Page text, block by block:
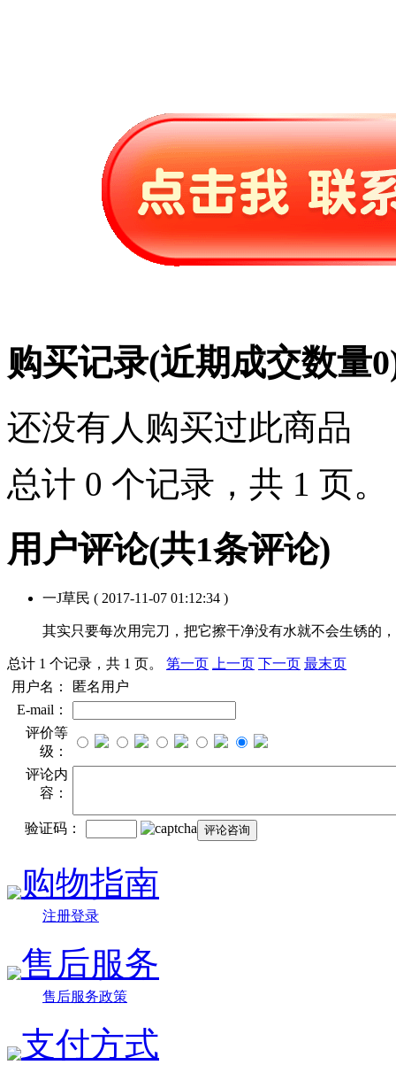
购买记录(近期成交数量0
还没有人购买过此商品
总计 0 个记录，共 1 页。
用户评论(共1条评论)
一J草民 ( 2017-11-07 01:12:34 )
其实只要每次用完刀，把它擦干净没有水就不会生锈的
总计 1 个记录，共 1 页。 第一页 上一页 下一页 最末页
用户名：
匿名用户
E-mail：
评价等
级：
评论内
容：
验证码：
购物指南
注册登录
售后服务
售后服务政策
支付方式